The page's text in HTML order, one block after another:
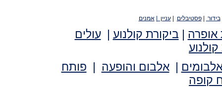
בידור |פסטיבלים |עניין |אמנים
אופרה | ביקורת קולנוע |עולים
קולנוע
|אלבום והופעה | פותח
קופה